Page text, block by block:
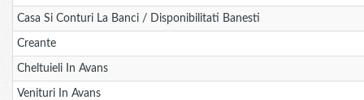
Casa Si Conturi La Banci / Disponibilitati Banesti
Creante
Cheltuieli In Avans
Venituri In Avans